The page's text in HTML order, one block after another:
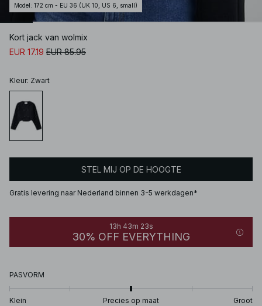
Model : 172 cm - EU 36 (UK 10, US 6, small)
Kort jack van wolmix
EUR 17.19 EUR 85.95
Kleur: Zwart
STEL MIJ OP DE HOOGTE
Gratis levering naar Nederland binnen 3-5 werkdagen*
13h 43m 23s
30% OFF EVERYTHING
PASVORM
Klein Precies op maat Groot